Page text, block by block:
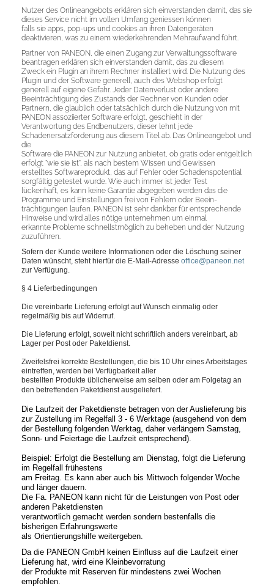
Nutzer des Onlineangebots erklären sich einverstanden damit, das sie
dieses Service nicht im vollen Umfang geniessen können
falls sie apps, pop-ups und cookies an ihren Datengeräten
deaktivieren, was zu einem wiederkehrenden Mehraufwand führt.
Partner von PANEON, die einen Zugang zur Verwaltungssoftware
beantragen erklären sich einverstanden damit, das zu diesem
Zweck ein Plugin an ihrem Rechner installiert wird. Die Nutzung des
Plugin und der Software generell, auch des Webshop erfolgt
generell auf eigene Gefahr. Jeder Datenverlust oder andere
Beeinträchtigung des Zustands der Rechner von Kunden oder
Partnern, die glaublich oder tatsächlich durch die Nutzung von mit
PANEON assoziierter Software erfolgt, geschieht in der
Verantwortung des Endbenutzers, dieser lehnt jede
Schadenersatzforderung aus diesem Titel ab. Das Onlineangebot und
die
Software die PANEON zur Nutzung anbietet, ob gratis oder entgeltlich
erfolgt "wie sie ist", als nach bestem Wissen und Gewissen
erstelltes Softwareprodukt, das auf Fehler oder Schadenspotential
sorgfältig getestet wurde. Wie auch immer ist jeder Test
lückenhaft, es kann keine Garantie abgegeben werden das die
Programme und Einstellungen frei von Fehlern oder Beein-
trächtigungen laufen. PANEON ist sehr dankbar für entsprechende
Hinweise und wird alles nötige unternehmen um einmal
erkannte Probleme schnellstmöglich zu beheben und der Nutzung
zuzuführen.
Sofern der Kunde weitere Informationen oder die Löschung seiner
Daten wünscht, steht hierfür die E-Mail-Adresse office@paneon.net
zur Verfügung.
§ 4 Lieferbedingungen
Die vereinbarte Lieferung erfolgt auf Wunsch einmalig oder
regelmäßig bis auf Widerruf.
Die Lieferung erfolgt, soweit nicht schriftlich anders vereinbart, ab
Lager per Post oder Paketdienst.
Zweifelsfrei korrekte Bestellungen, die bis 10 Uhr eines Arbeitstages
eintreffen, werden bei Verfügbarkeit aller
bestellten Produkte üblicherweise am selben oder am Folgetag an
den betreffenden Paketdienst ausgeliefert.
Die Laufzeit der Paketdienste betragen von der Auslieferung bis
zur Zustellung im Regelfall 3 - 6 Werktage (ausgehend von dem
der Bestellung folgenden Werktag, daher verlängern Samstag,
Sonn- und Feiertage die Laufzeit entsprechend).
Beispiel: Erfolgt die Bestellung am Dienstag, folgt die Lieferung
im Regelfall frühestens
am Freitag. Es kann aber auch bis Mittwoch folgender Woche
und länger dauern.
Die Fa. PANEON kann nicht für die Leistungen von Post oder
anderen Paketdiensten
verantwortlich gemacht werden sondern bestenfalls die
bisherigen Erfahrungswerte
als Orientierungshilfe weitergeben.
Da die PANEON GmbH keinen Einfluss auf die Laufzeit einer
Lieferung hat, wird eine Kleinbevorratung
der Produkte mit Reserven für mindestens zwei Wochen
empfohlen.